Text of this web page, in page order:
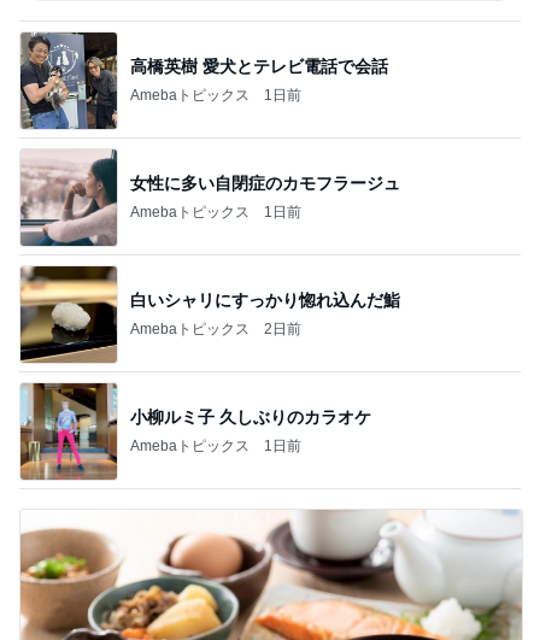
高橋英樹 愛犬とテレビ電話で会話
Amebaトピックス 1日前
女性に多い自閉症のカモフラージュ
Amebaトピックス 1日前
白いシャリにすっかり惚れ込んだ鮨
Amebaトピックス 2日前
小柳ルミ子 久しぶりのカラオケ
Amebaトピックス 1日前